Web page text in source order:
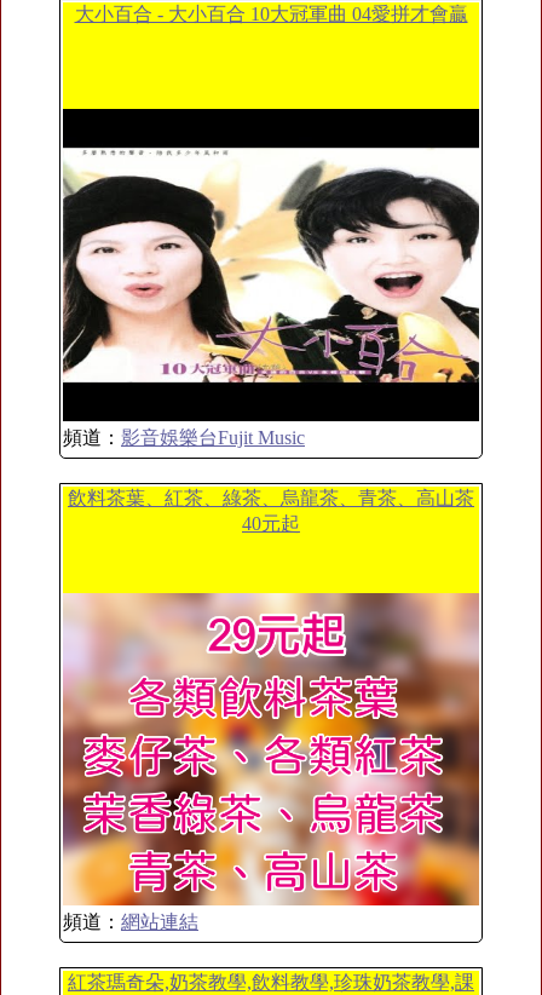
大小百合 - 大小百合 10大冠軍曲 04愛拼才會贏
頻道： 影音娛樂台Fujit Music
飲料茶葉、紅茶、綠茶、烏龍茶、青茶、高山茶
40元起
頻道： 網站連結
紅茶瑪奇朵,奶茶教學,飲料教學,珍珠奶茶教學,課